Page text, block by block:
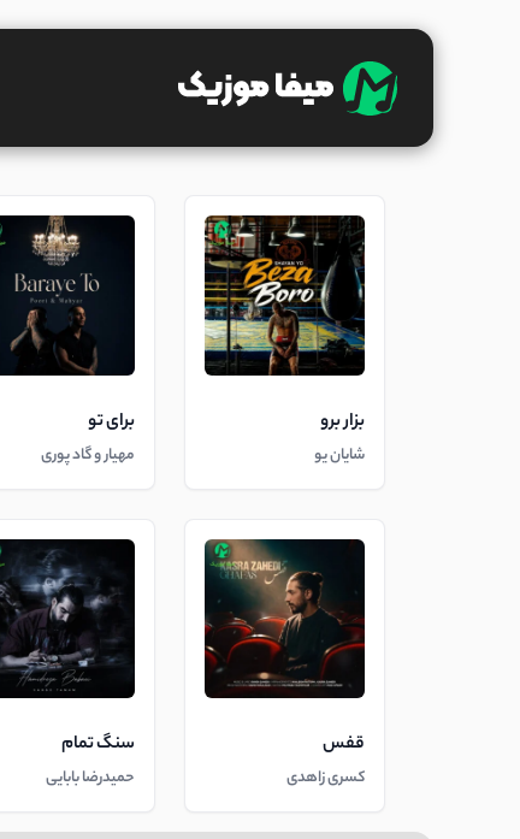
بزار برو
شایان یو
برای تو
مهیار و گاد پوری
قفس
کسری زاهدی
سنگ تمام
حمیدرضا بابایی